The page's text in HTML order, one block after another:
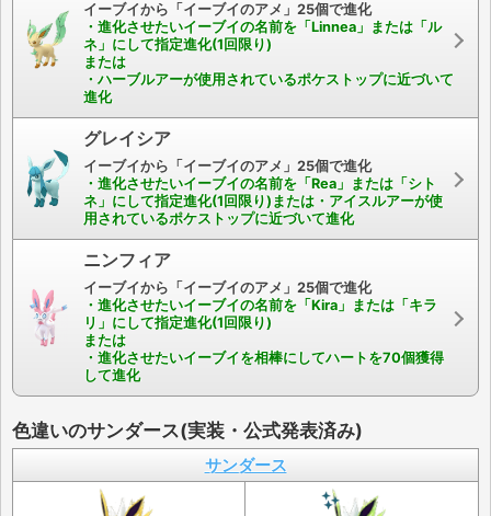
イーブイから「イーブイのアメ」25個で進化
・進化させたいイーブイの名前を「Linnea」または「ル
ネ」にして指定進化(1回限り)
または
・ハーブルアーが使用されているポケストップに近づいて
進化
グレイシア
イーブイから「イーブイのアメ」25個で進化
・進化させたいイーブイの名前を「Rea」または「シト
ネ」にして指定進化(1回限り)または・アイスルアーが使
用されているポケストップに近づいて進化
ニンフィア
イーブイから「イーブイのアメ」25個で進化
・進化させたいイーブイの名前を「Kira」または「キラ
リ」にして指定進化(1回限り)
または
・進化させたいイーブイを相棒にしてハートを70個獲得
して進化
色違いのサンダース(実装・公式発表済み)
サンダース